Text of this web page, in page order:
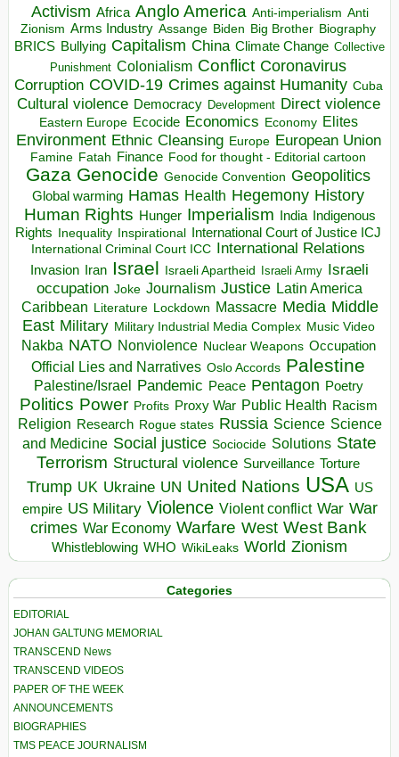
Activism Africa Anglo America Anti-imperialism Anti
Zionism Arms Industry Assange Biden Big Brother Biography
BRICS Bullying Capitalism China Climate Change Collective
Punishment Colonialism Conflict Coronavirus
Corruption COVID-19 Crimes against Humanity Cuba
Cultural violence Democracy Development Direct violence
Eastern Europe Ecocide Economics Economy Elites
Environment Ethnic Cleansing Europe European Union
Famine Fatah Finance Food for thought - Editorial cartoon
Gaza Genocide Genocide Convention Geopolitics
Global warming Hamas Health Hegemony History
Human Rights Hunger Imperialism India Indigenous
Rights Inequality Inspirational
International Court of Justice ICJ
International Criminal Court ICC International Relations
Invasion Iran Israel Israeli Apartheid Israeli Army Israeli
occupation Joke Journalism Justice Latin America
Caribbean Literature Lockdown Massacre Media Middle
East Military Military Industrial Media Complex Music Video
Nakba NATO Nonviolence Nuclear Weapons Occupation
Official Lies and Narratives Oslo Accords Palestine
Palestine/Israel Pandemic Peace Pentagon Poetry
Politics Power Profits Proxy War Public Health Racism
Religion Research Rogue states Russia Science Science
and Medicine Social justice Sociocide Solutions State
Terrorism Structural violence Surveillance Torture
Trump UK Ukraine UN United Nations USA US
empire US Military Violence Violent conflict War War
crimes War Economy Warfare West West Bank
Whistleblowing WHO WikiLeaks World Zionism
Categories
EDITORIAL
JOHAN GALTUNG MEMORIAL
TRANSCEND News
TRANSCEND VIDEOS
PAPER OF THE WEEK
ANNOUNCEMENTS
BIOGRAPHIES
TMS PEACE JOURNALISM